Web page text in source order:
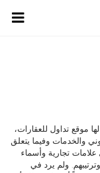
موقع تداول للعقارات،
والخدمات وفيما يتعلق
تجارية وأسماء
ولم يرد في